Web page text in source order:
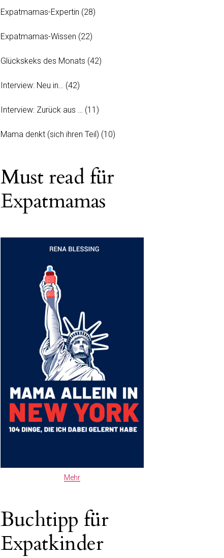
Expatmamas-Expertin (28)
Expatmamas-Wissen (22)
Glückskeks des Monats (42)
Interview: Neu in… (42)
Interview: Zurück aus … (11)
Mama denkt (sich ihren Teil) (10)
Must read für
Expatmamas
Mehr
Buchtipp für
Expatkinder